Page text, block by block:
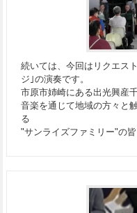
続いては、今回はリクエス
ジ｣の演奏です。
市原市姉崎にある出光興産
音楽を通じて地域の方々と
る
"サンライズファミリー"の皆